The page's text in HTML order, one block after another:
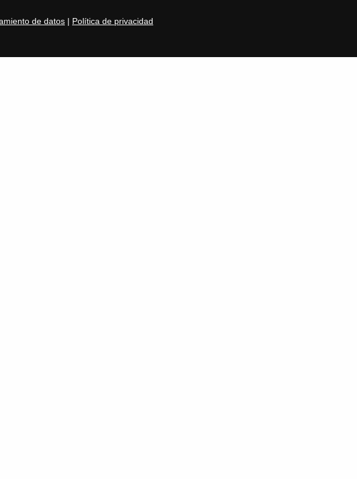
de datos | Política de privacidad